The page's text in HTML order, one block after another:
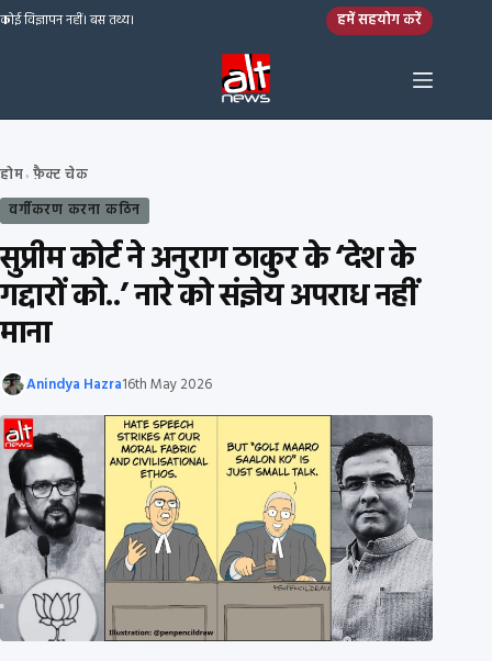
Skip to content
कोई विज्ञापन नहीं। बस तथ्य। हमें सहयोग करें
होम› फ़ैक्ट चेक
वर्गीकरण करना कठिन
सुप्रीम कोर्ट ने अनुराग ठाकुर के ‘देश के
गद्दारों को..’ नारे को संज्ञेय अपराध नहीं
माना
Anindya Hazra16th May 2026